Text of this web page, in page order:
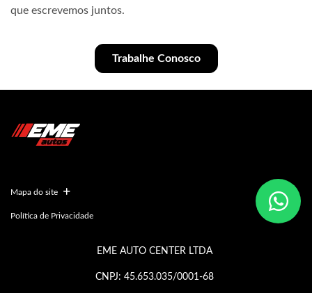
que escrevemos juntos.
Trabalhe Conosco
Mapa do site
Política de Privacidade
EME AUTO CENTER LTDA
CNPJ: 45.653.035/0001-68